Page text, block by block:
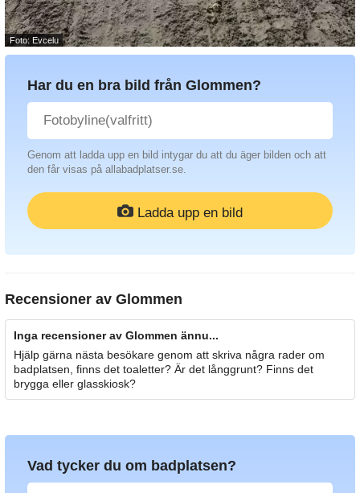
Foto: Evcelu
Har du en bra bild från Glommen?
Genom att ladda upp en bild intygar du att du äger bilden och att
den får visas på allabadplatser.se.
Ladda upp en bild
Recensioner av Glommen
Inga recensioner av Glommen ännu...
Hjälp gärna nästa besökare genom att skriva några rader om
badplatsen, finns det toaletter? Är det långgrunt? Finns det
brygga eller glasskiosk?
Vad tycker du om badplatsen?